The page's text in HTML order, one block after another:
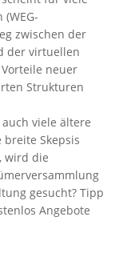
zwischen der
der virtuellen
neuer
Strukturen
viele ältere
Skepsis
wird die
gesucht? Tipp
Angebote